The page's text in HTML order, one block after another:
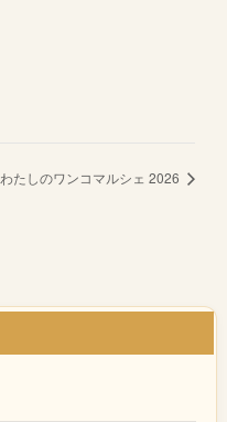
わたしのワンコマルシェ 2026